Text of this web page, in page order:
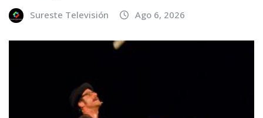
Sureste Televisión Ago 6, 2026